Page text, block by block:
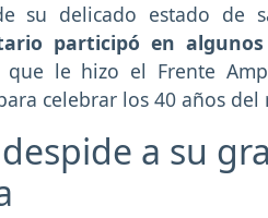
su delicado estado de
participó en
que le hizo el Frente
celebrar los 40 años
a su